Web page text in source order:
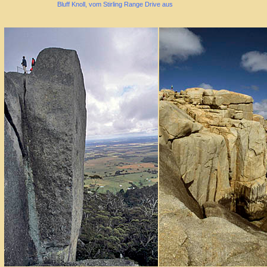
Bluff Knoll, vom Stirling Range Drive aus